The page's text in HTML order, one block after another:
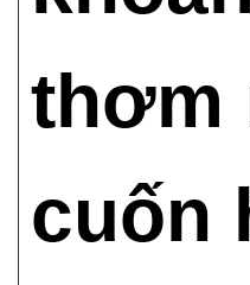
thơm
cuốn